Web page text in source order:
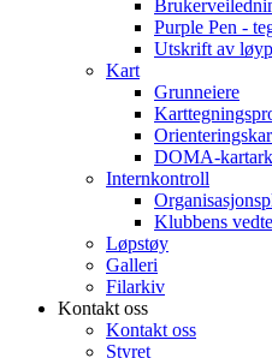
Purple Pen -
Utskrift av
Kart
Grunneiere
DOMA-
Internkontroll
Klubbens
Løpstøy
Galleri
Filarkiv
Kontakt oss
Kontakt oss
Styret